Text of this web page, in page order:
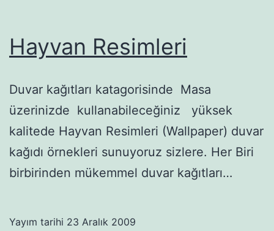
Hayvan Resimleri
Duvar kağıtları katagorisinde Masa
üzerinizde kullanabileceğiniz yüksek
kalitede Hayvan Resimleri (Wallpaper) duvar
kağıdı örnekleri sunuyoruz sizlere. Her Biri
birbirinden mükemmel duvar kağıtları…
Yayım tarihi 23 Aralık 2009